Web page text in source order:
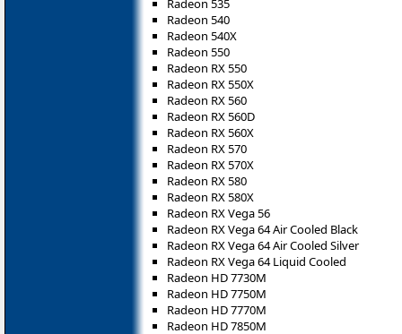
Radeon 540
Radeon 540X
Radeon 550
Radeon RX 550
Radeon RX 550X
Radeon RX 560
Radeon RX 560D
Radeon RX 560X
Radeon RX 570
Radeon RX 570X
Radeon RX 580
Radeon RX 580X
Radeon RX Vega 56
Radeon RX Vega 64 Air Cooled Black
Radeon RX Vega 64 Air Cooled Silver
Radeon RX Vega 64 Liquid Cooled
Radeon HD 7730M
Radeon HD 7750M
Radeon HD 7770M
Radeon HD 7850M